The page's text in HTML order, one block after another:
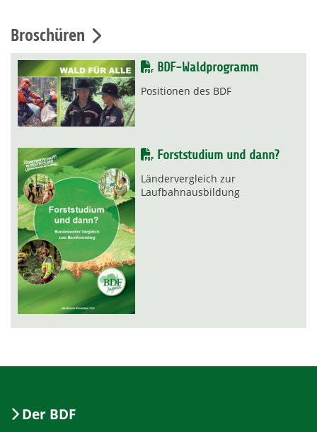
Broschüren
BDF-Waldprogramm
Positionen des BDF
Forststudium und dann?
Ländervergleich zur
Laufbahnausbildung
Der BDF